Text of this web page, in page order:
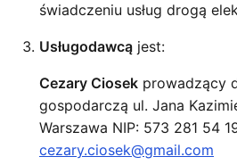
świadczeniu usług drogą
Usługodawcą jest:
Cezary Ciosek prowadzący
gospodarczą ul. Jana
Warszawa NIP: 573 281 54
cezary.ciosek@gmail.com